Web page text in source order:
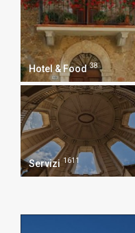
Hotel & Food 38
Servizi 1611